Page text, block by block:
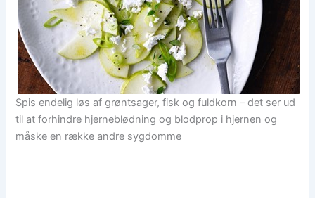
Spis endelig løs af grøntsager, fisk og fuldkorn – det ser ud
til at forhindre hjerneblødning og blodprop i hjernen og
måske en række andre sygdomme